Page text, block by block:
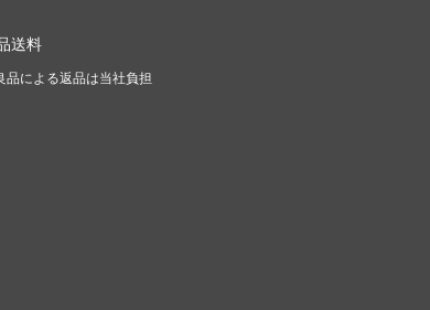
送料
品による返品は当社負担